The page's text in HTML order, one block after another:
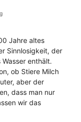
Jahre altes
Sinnlosigkeit, der
enthält.
ob Stiere Milch
aber der
dass man nur
wir das